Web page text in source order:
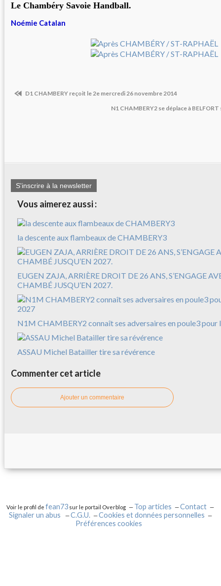
Le Chambéry Savoie Handball.
Noémie Catalan
D1 CHAMBERY reçoit le 2e mercredi 26 novembre 2014
N1 CHAMBERY2 se déplace à
S'inscrire à la newsletter
Vous aimerez aussi :
la descente aux flambeaux de CHAMBERY3
EUGEN ZAJA, ARRIÈRE DROIT DE 26 ANS, S’ENGAGE
CHAMBÉ JUSQU’EN 2027.
N1M CHAMBERY2 connaît ses adversaires en poule3 pour
ASSAU Michel Batailler tire sa révérence
Commenter cet article
Ajouter un commentaire
Voir le profil defean73 sur le portail Overblog Top articles
Contact
Signaler un abus
C.G.U.
Cookies et données personnelles
Préférences cookies